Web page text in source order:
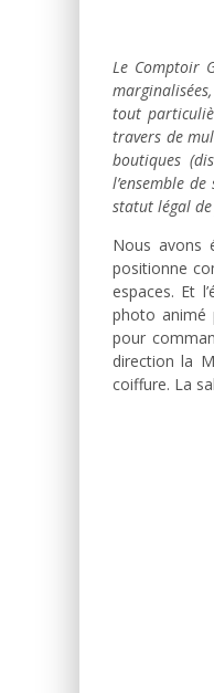
Le Comptoir
tout
travers de
boutiques
l’ensemble
statut légal
Nous avons
positionne
espaces. Et
photo animé
pour
direction la
coiffure. La